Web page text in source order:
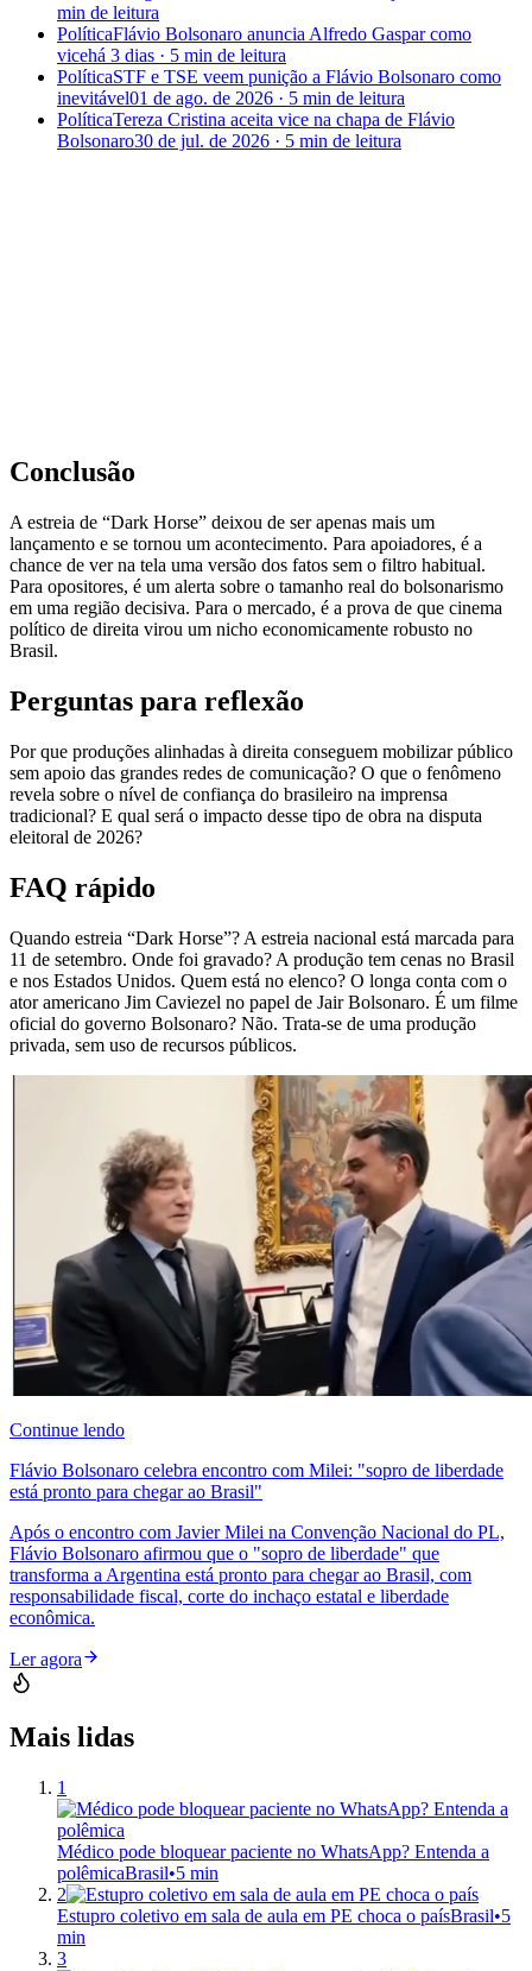
min de leitura
PolíticaFlávio Bolsonaro anuncia Alfredo Gaspar como
vicehá 3 dias · 5 min de leitura
PolíticaSTF e TSE veem punição a Flávio Bolsonaro como
inevitável01 de ago. de 2026 · 5 min de leitura
PolíticaTereza Cristina aceita vice na chapa de Flávio
Bolsonaro30 de jul. de 2026 · 5 min de leitura
Conclusão
A estreia de “Dark Horse” deixou de ser apenas mais um
lançamento e se tornou um acontecimento. Para apoiadores, é a
chance de ver na tela uma versão dos fatos sem o filtro habitual.
Para opositores, é um alerta sobre o tamanho real do bolsonarismo
em uma região decisiva. Para o mercado, é a prova de que cinema
político de direita virou um nicho economicamente robusto no
Brasil.
Perguntas para reflexão
Por que produções alinhadas à direita conseguem mobilizar público
sem apoio das grandes redes de comunicação? O que o fenômeno
revela sobre o nível de confiança do brasileiro na imprensa
tradicional? E qual será o impacto desse tipo de obra na disputa
eleitoral de 2026?
FAQ rápido
Quando estreia “Dark Horse”? A estreia nacional está marcada para
11 de setembro. Onde foi gravado? A produção tem cenas no Brasil
e nos Estados Unidos. Quem está no elenco? O longa conta com o
ator americano Jim Caviezel no papel de Jair Bolsonaro. É um filme
oficial do governo Bolsonaro? Não. Trata-se de uma produção
privada, sem uso de recursos públicos.
Continue lendo
Flávio Bolsonaro celebra encontro com Milei: "sopro de liberdade
está pronto para chegar ao Brasil"
Após o encontro com Javier Milei na Convenção Nacional do PL,
Flávio Bolsonaro afirmou que o "sopro de liberdade" que
transforma a Argentina está pronto para chegar ao Brasil, com
responsabilidade fiscal, corte do inchaço estatal e liberdade
econômica.
Ler agora
Mais lidas
1
Médico pode bloquear paciente no WhatsApp? Entenda a
polêmicaBrasil•5 min
2
Estupro coletivo em sala de aula em PE choca o paísBrasil•5
min
3